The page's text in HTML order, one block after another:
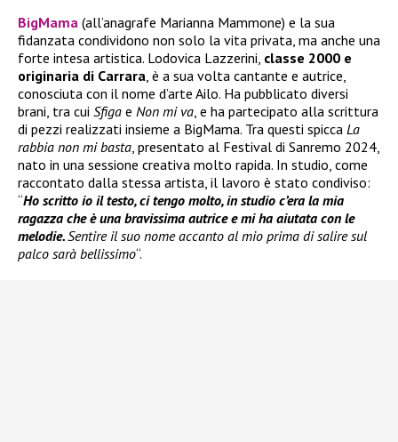
BigMama (all’anagrafe Marianna Mammone) e la sua
fidanzata condividono non solo la vita privata, ma anche una
forte intesa artistica. Lodovica Lazzerini, classe 2000 e
originaria di Carrara , è a sua volta cantante e autrice,
conosciuta con il nome d’arte Ailo. Ha pubblicato diversi
brani, tra cui Sfiga e Non mi va , e ha partecipato alla scrittura
di pezzi realizzati insieme a BigMama. Tra questi spicca La
rabbia non mi basta , presentato al Festival di Sanremo 2024,
nato in una sessione creativa molto rapida. In studio, come
raccontato dalla stessa artista, il lavoro è stato condiviso:
“Ho scritto io il testo, ci tengo molto, in studio c’era la mia
ragazza che è una bravissima autrice e mi ha aiutata con le
melodie.Sentire il suo nome accanto al mio prima di salire sul
palco sarà bellissimo“.